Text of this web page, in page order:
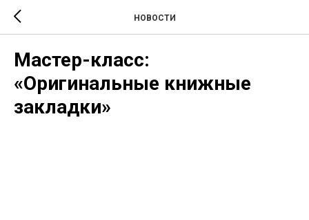
НОВОСТИ
Мастер-класс:
«Оригинальные книжные
закладки»